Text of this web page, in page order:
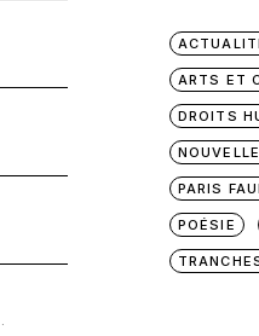
ARTS ET
DROITS
PARIS
POÉSIE